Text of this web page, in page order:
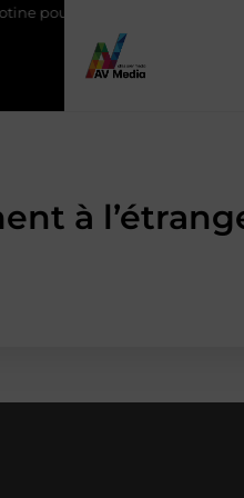
Power apps voor teams die
à